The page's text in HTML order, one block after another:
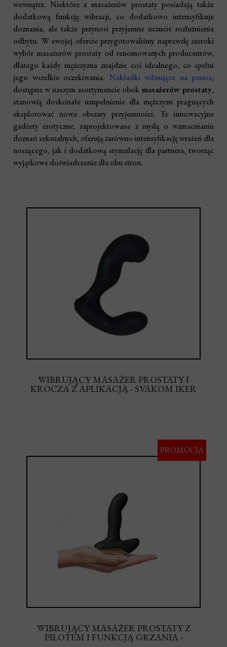
wewnątrz. Niektóre z masażerów prostaty posiadają także
dodatkową funkcję wibracji, co dodatkowo intensyfikuje
doznania, ale także przynosi przyjemne uczucie rozluźnienia
odbytu. W swojej ofercie przygotowaliśmy naprawdę szeroki
wybór masażerów prostaty od renomowanych producentów,
dlatego każdy mężczyzna znajdzie coś idealnego, co spełni
jego wszelkie oczekiwania. Nakładki wibrujące na penisa,
dostępne w naszym asortymencie obok masażerów prostaty,
stanowią doskonałe uzupełnienie dla mężczyzn pragnących
eksplorować nowe obszary przyjemności. Te innowacyjne
gadżety erotyczne, zaprojektowane z myślą o wzmacnianiu
doznań seksualnych, oferują zarówno intensyfikację wrażeń dla
noszącego, jak i dodatkową stymulację dla partnera, tworząc
wyjątkowe doświadczenie dla obu stron.
WIBRUJĄCY MASAŻER PROSTATY I
KROCZA Z APLIKACJĄ - SVAKOM IKER
WIBRUJĄCY MASAŻER PROSTATY Z
PILOTEM I FUNKCJĄ GRZANIA -
PROMOCJA